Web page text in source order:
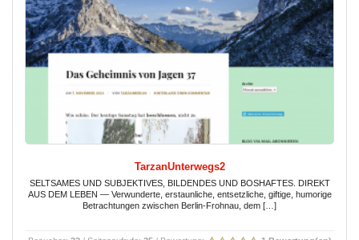
TarzanUnterwegs2
SELTSAMES UND SUBJEKTIVES, BILDENDES UND BOSHAFTES. DIREKT
AUS DEM LEBEN — Verwunderte, erstaunliche, entsetzliche, giftige, humorige
Betrachtungen zwischen Berlin-Frohnau, dem […]